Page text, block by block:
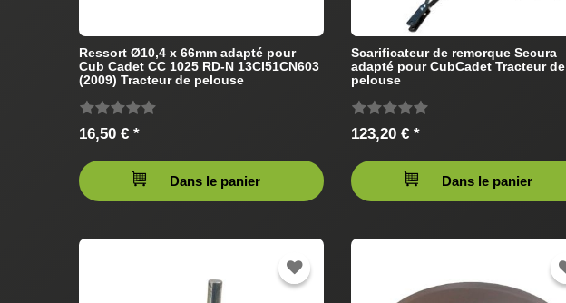
Ressort Ø10,4 x 66mm adapté pour
Cub Cadet CC 1025 RD-N 13CI51CN603
(2009) Tracteur de pelouse
16,50 € *
Dans le panier
Scarificateur de remorque Secura
adapté pour CubCadet Tracteur de
pelouse
123,20 € *
Dans le panier